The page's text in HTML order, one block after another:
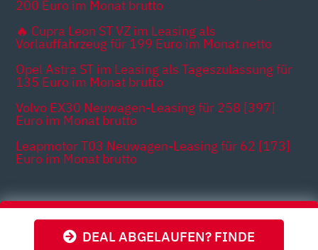
DEAL ABGELAUFEN? FINDE
200 Euro im Monat brutto
🔥 Cupra Leon ST VZ im Leasing als
Vorlauffahrzeug für 199 Euro im Monat netto
Opel Astra ST im Leasing als Tageszulassung für
135 Euro im Monat brutto
Volvo EX30 Neuwagen-Leasing für 258 [397]
Euro im Monat brutto
Leapmotor T03 Neuwagen-Leasing für 62 [173]
Euro im Monat brutto